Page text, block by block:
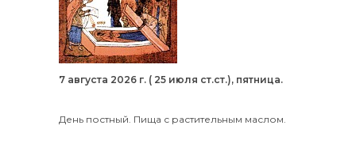
7 августа 2026 г. ( 25 июля ст.ст.), пятница.
День постный. Пища с растительным маслом.